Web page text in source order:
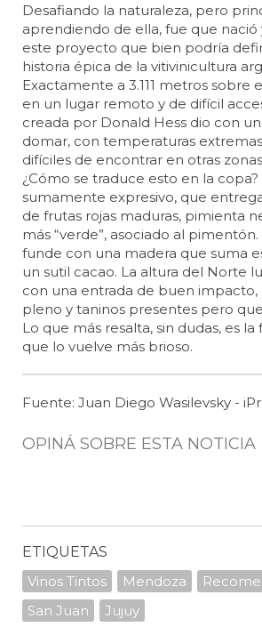
Desafiando la naturaleza, pero
aprendiendo de ella, fue que nació
este proyecto que bien podría
historia épica de la vitivinicultura
Exactamente a 3.111 metros sobre
en un lugar remoto y de difícil
creada por Donald Hess dio con
domar, con temperaturas
difíciles de encontrar en otras
¿Cómo se traduce esto en la copa?
sumamente expresivo, que
de frutas rojas maduras, pimienta
más “verde”, asociado al
funde con una madera que suma
un sutil cacao. La altura del Norte
con una entrada de buen impacto,
pleno y taninos presentes pero
Lo que más resalta, sin dudas, es la
que lo vuelve más brioso.
Fuente: Juan Diego Wasilevsky -
OPINÁ SOBRE ESTA NOTICIA
ETIQUETAS
Vinos Tintos
Mendoza
San Juan
Jujuy